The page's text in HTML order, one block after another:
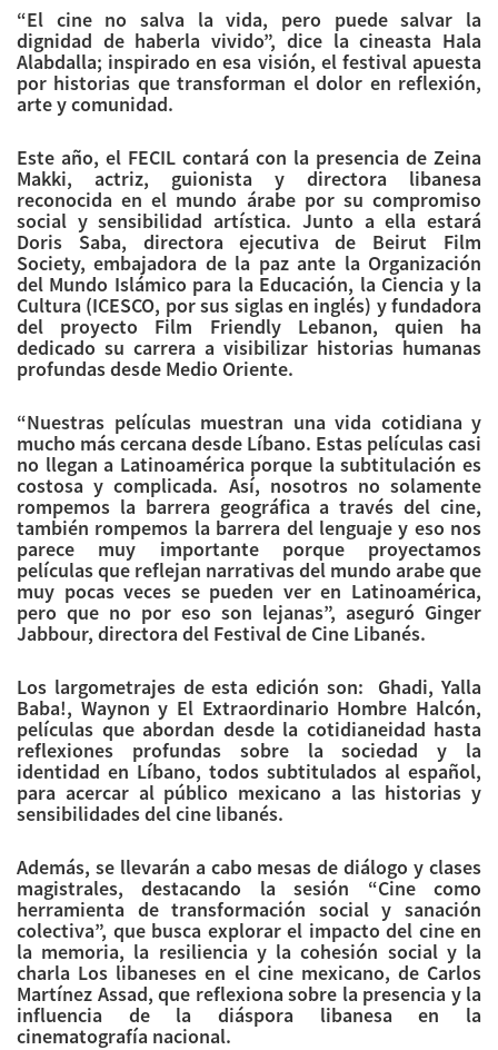
“El cine no salva la vida, pero puede salvar la
dignidad de haberla vivido”, dice la cineasta Hala
Alabdalla; inspirado en esa visión, el festival apuesta
por historias que transforman el dolor en reflexión,
arte y comunidad.
Este año, el FECIL contará con la presencia de Zeina
Makki, actriz, guionista y directora libanesa
reconocida en el mundo árabe por su compromiso
social y sensibilidad artística. Junto a ella estará
Doris Saba, directora ejecutiva de Beirut Film
Society, embajadora de la paz ante la Organización
del Mundo Islámico para la Educación, la Ciencia y la
Cultura (ICESCO, por sus siglas en inglés) y fundadora
del proyecto Film Friendly Lebanon, quien ha
dedicado su carrera a visibilizar historias humanas
profundas desde Medio Oriente.
“Nuestras películas muestran una vida cotidiana y
mucho más cercana desde Líbano. Estas películas casi
no llegan a Latinoamérica porque la subtitulación es
costosa y complicada. Así, nosotros no solamente
rompemos la barrera geográfica a través del cine,
también rompemos la barrera del lenguaje y eso nos
parece muy importante porque proyectamos
películas que reflejan narrativas del mundo arabe que
muy pocas veces se pueden ver en Latinoamérica,
pero que no por eso son lejanas”, aseguró Ginger
Jabbour, directora del Festival de Cine Libanés.
Los largometrajes de esta edición son: Ghadi, Yalla
Baba!, Waynon y El Extraordinario Hombre Halcón,
películas que abordan desde la cotidianeidad hasta
reflexiones profundas sobre la sociedad y la
identidad en Líbano, todos subtitulados al español,
para acercar al público mexicano a las historias y
sensibilidades del cine libanés.
Además, se llevarán a cabo mesas de diálogo y clases
magistrales, destacando la sesión “Cine como
herramienta de transformación social y sanación
colectiva”, que busca explorar el impacto del cine en
la memoria, la resiliencia y la cohesión social y la
charla Los libaneses en el cine mexicano, de Carlos
Martínez Assad, que reflexiona sobre la presencia y la
influencia de la diáspora libanesa en la
cinematografía nacional.